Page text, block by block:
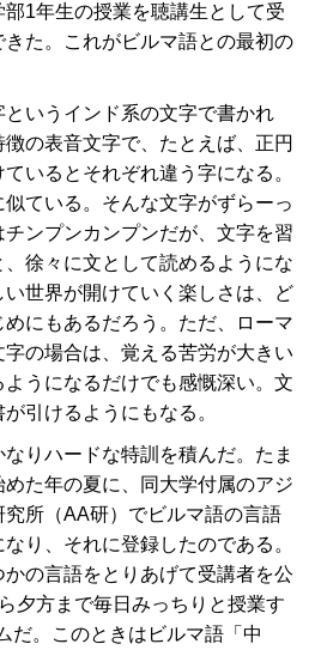
1年生の授業を聴講生として受
た。これがビルマ語との最初の
いうインド系の文字で書かれ
の表音文字で、たとえば、正円
いるとそれぞれ違う字になる。
ている。そんな文字がずらーっ
ンプンカンプンだが、文字を習
徐々に文として読めるようにな
世界が開けていく楽しさは、ど
にもあるだろう。ただ、ローマ
の場合は、覚える苦労が大きい
うになるだけでも感慨深い。文
引けるようにもなる。
りハードな特訓を積んだ。たま
た年の夏に、同大学付属のアジ
所（AA研）でビルマ語の言語
り、それに登録したのである。
の言語をとりあげて受講者を公
夕方まで毎日みっちりと授業す
だ。このときはビルマ語「中